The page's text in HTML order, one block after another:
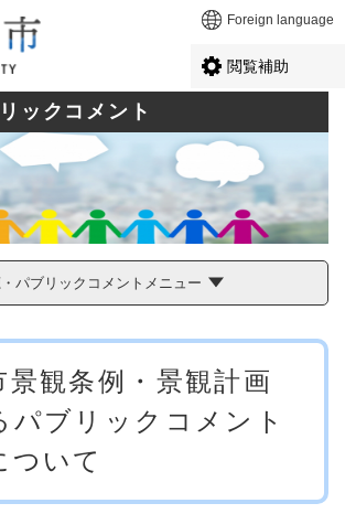
メニューを飛ばして本文へ Foreign language
閲覧補助
ックコメント
パブリックコメントメニュー
景観条例・景観計画
パブリックコメント
ついて